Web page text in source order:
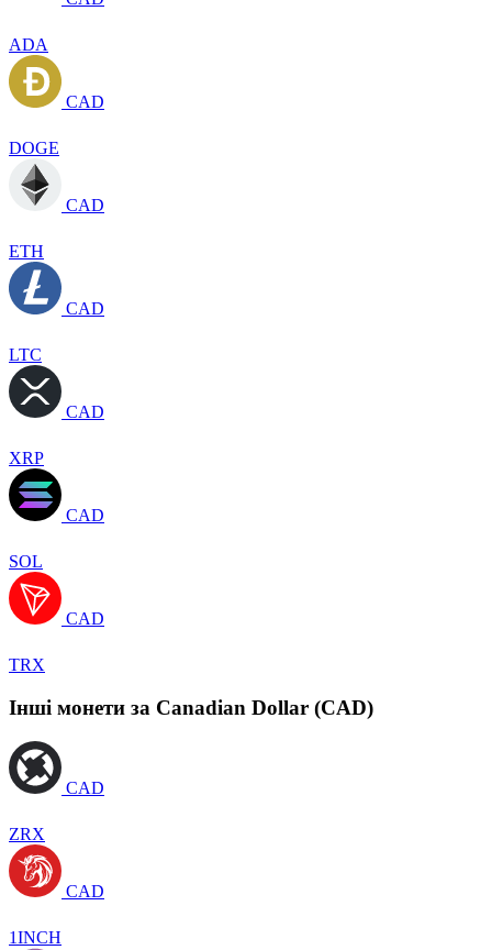
ADA
CAD
DOGE
CAD
ETH
CAD
LTC
CAD
XRP
CAD
SOL
CAD
TRX
Інші монети за Canadian Dollar (CAD)
CAD
ZRX
CAD
1INCH